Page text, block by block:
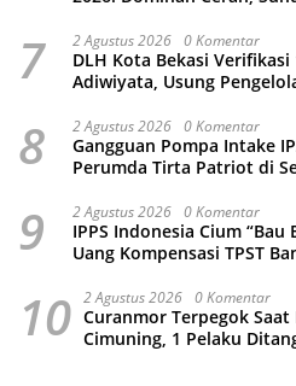
7 2 Agustus 2026 0 Komentar
DLH Kota Bekasi Verifikasi
Adiwiyata, Usung
8 2 Agustus 2026 0 Komentar
Gangguan Pompa Intake
Perumda Tirta Patriot di
9 2 Agustus 2026 0 Komentar
IPPS Indonesia Cium
Uang Kompensasi TPST
10 2 Agustus 2026 0 Komentar
Curanmor Terpegok Saat
Cimuning, 1 Pelaku